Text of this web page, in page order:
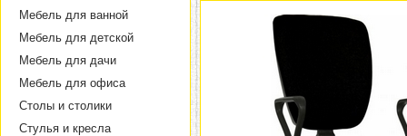
Мебель для ванной
Мебель для детской
Мебель для дачи
Мебель для офиса
Столы и столики
Стулья и кресла